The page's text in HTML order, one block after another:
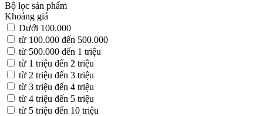
Bộ lọc sản phẩm
Khoảng giá
Dưới 100.000
từ 100.000 đến 500.000
từ 500.000 đến 1 triệu
từ 1 triệu đến 2 triệu
từ 2 triệu đến 3 triệu
từ 3 triệu đến 4 triệu
từ 4 triệu đến 5 triệu
từ 5 triệu đến 10 triệu